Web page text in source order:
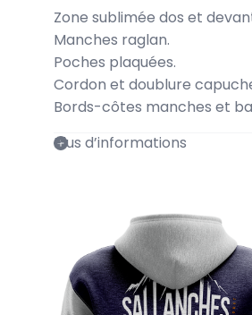
Zone sublimée dos et
Manches raglan.
Poches plaquées.
Cordon et doublure
Bords-côtes manches et
Plus d’informations